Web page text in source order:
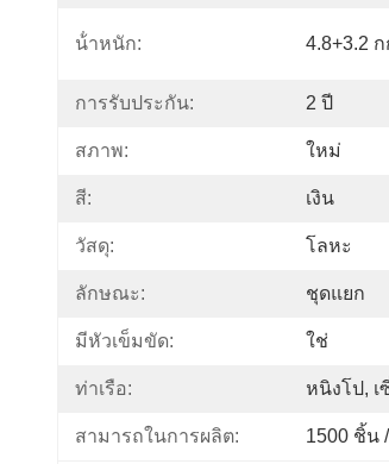
น้ําหนัก: 4.8+3.2 ก
การรับประกัน: 2 ปี
สภาพ: ใหม่
สี: เงิน
วัสดุ: โลหะ
ลักษณะ: ชุดแยก
มีหัวเข็มขัด: ใช่
ท่าเรือ: หนิงโป, เ
สามารถในการผลิต: 1500 ชิ้น